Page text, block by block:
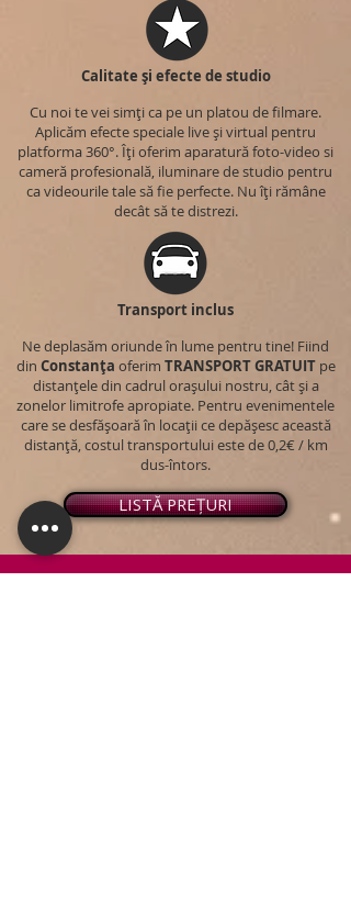
Calitate și efecte de studio
Cu noi te vei simți ca pe un platou de filmare.
Aplicăm efecte speciale live și virtual pentru
platforma 360°. Îți oferim aparatură foto-video si
cameră profesională, iluminare de studio pentru
ca videourile tale să fie perfecte. Nu îți rămâne
decât să te distrezi.
Transport inclus
Ne deplasăm oriunde în lume pentru tine! Fiind
din Constanța oferim TRANSPORTGRATUITpe
distanțele din cadrul orașului nostru, cât și a
zonelor limitrofe apropiate. Pentru evenimentele
care se desfășoară în locații ce depășesc această
distanță, costul transportului este de 0,2€ / km
dus-întors.
LISTĂ PREȚURI